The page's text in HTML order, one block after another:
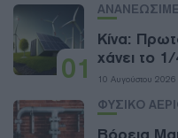
01
Κίνα:
χάνει το
10 Αυγούστου 2026
ΦΥΣΙΚΟ